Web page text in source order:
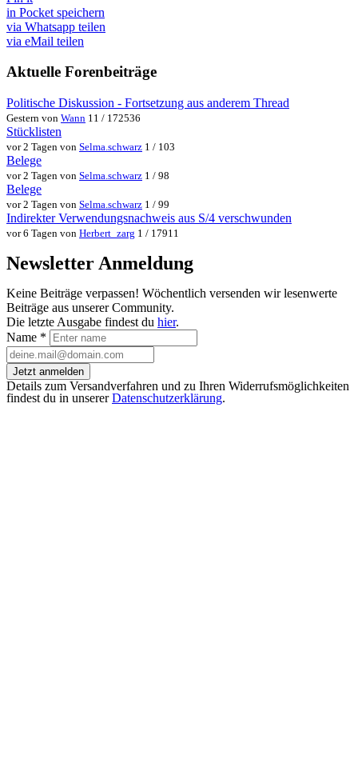
in Pocket speichern
via Whatsapp teilen
via eMail teilen
Aktuelle Forenbeiträge
Politische Diskussion - Fortsetzung aus anderem Thread
Gestern von Wann 11 / 172536
Stücklisten
vor 2 Tagen von Selma.schwarz 1 / 103
Belege
vor 2 Tagen von Selma.schwarz 1 / 98
Belege
vor 2 Tagen von Selma.schwarz 1 / 99
Indirekter Verwendungsnachweis aus S/4 verschwunden
vor 6 Tagen von Herbert_zarg 1 / 17911
Newsletter Anmeldung
Keine Beiträge verpassen! Wöchentlich versenden wir lesenwerte
Beiträge aus unserer Community.
Die letzte Ausgabe findest du hier.
Name *
Jetzt anmelden
Details zum Versandverfahren und zu Ihren Widerrufsmöglichkeiten
findest du in unsererDatenschutzerklärung.